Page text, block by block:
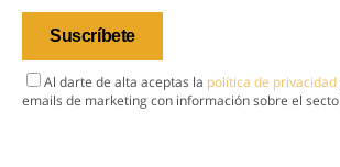
Al darte de alta aceptas la política de privacidad
emails de marketing con información sobre el